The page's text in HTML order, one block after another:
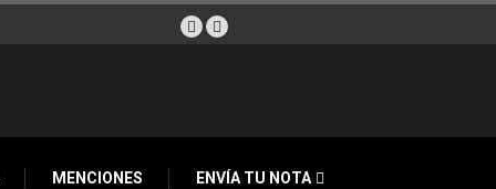
MENCIONES ENVÍA TU NOTA